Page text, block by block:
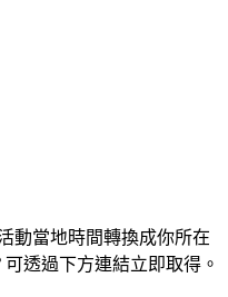
動當地時間轉換成你所在
透過下方連結立即取得。